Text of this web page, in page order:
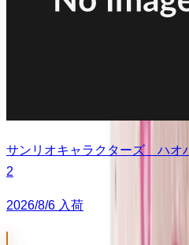
サンリオキャラクターズ ハオ
2
2026/8/6 入荷